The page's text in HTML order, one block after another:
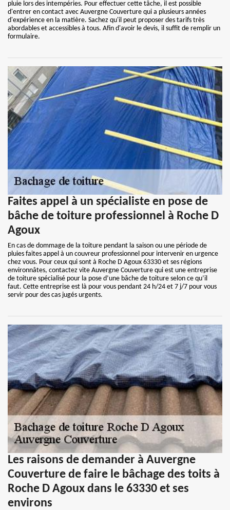
pluie lors des intempéries. Pour effectuer cette tâche, il est possible
d'entrer en contact avec Auvergne Couverture qui a plusieurs années
d'expérience en la matière. Sachez qu'il peut proposer des tarifs très
abordables et accessibles à tous. Afin d'avoir le devis, il suffit de remplir un
formulaire.
Faites appel à un spécialiste en pose de
bâche de toiture professionnel à Roche D
Agoux
En cas de dommage de la toiture pendant la saison ou une période de
pluies faites appel à un couvreur professionnel pour intervenir en urgence
chez vous. Pour ceux qui sont à Roche D Agoux 63330 et ses régions
environnâtes, contactez vite Auvergne Couverture qui est une entreprise
de toiture spécialisé pour la pose d’une bâche de toiture selon ce qu’il
faut. Cette entreprise est là pour vous pendant 24 h/24 et 7 j/7 pour vous
servir pour des cas jugés urgents.
Les raisons de demander à Auvergne
Couverture de faire le bâchage des toits à
Roche D Agoux dans le 63330 et ses
environs